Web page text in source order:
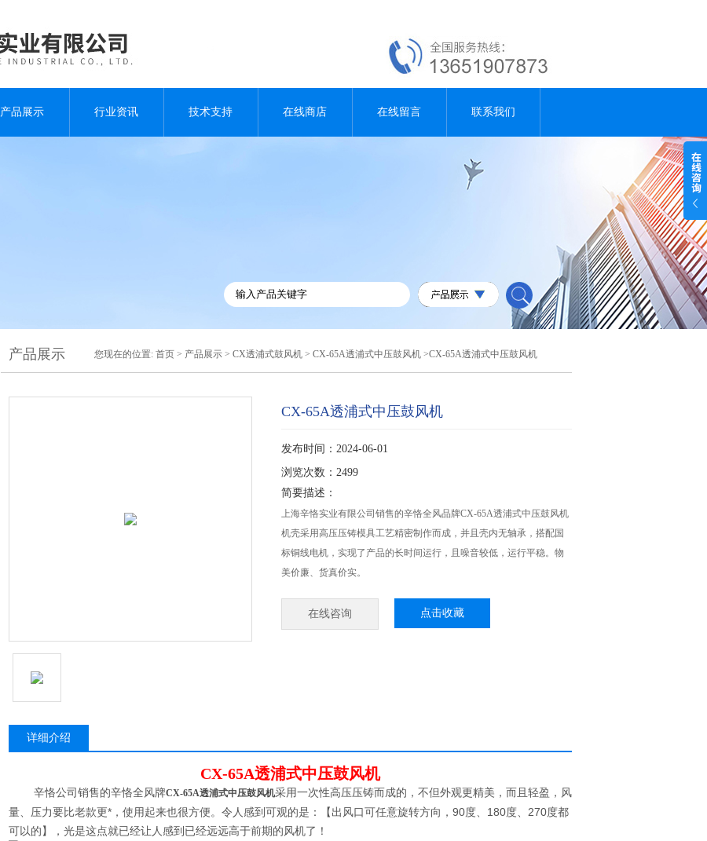
产品展示 行业资讯 技术支持 在线商店 在线留言 联系我们
产品展示 您现在的位置: 首页 > 产品展示 > CX透浦式鼓风机 > CX-65A透浦式中压鼓风机 >CX-65A透浦式中压鼓风机
CX-65A透浦式中压鼓风机
发布时间：2024-06-01
浏览次数：2499
简要描述：
上海辛恪实业有限公司销售的辛恪全风品牌CX-65A透浦式中压鼓风机
机壳采用高压压铸模具工艺精密制作而成，并且壳内无轴承，搭配国
标铜线电机，实现了产品的长时间运行，且噪音较低，运行平稳。物
美价廉、货真价实。
在线咨询 点击收藏
详细介绍
CX-65A透浦式中压鼓风机
辛恪公司销售的辛恪全风牌CX-65A透浦式中压鼓风机采用一次性高压压铸而成的，不但外观更精美，而且轻盈，风
量、压力要比老款更*，使用起来也很方便。令人感到可观的是：【出风口可任意旋转方向，90度、180度、270度都
可以的】，光是这点就已经让人感到已经远远高于前期的风机了！